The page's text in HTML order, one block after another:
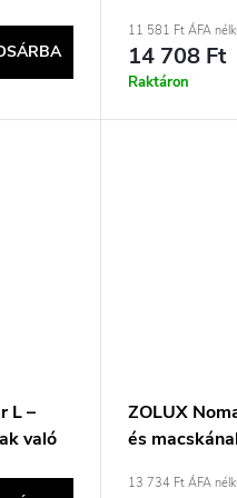
cm
11 581 Ft ÁFA
14 708 Ft
Raktáron
L –
való
ZOLUX
és
cm
13 734 Ft ÁFA